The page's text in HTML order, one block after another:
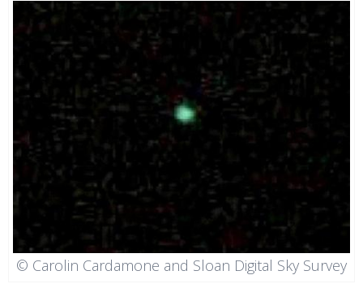
© Carolin Cardamone and Sloan Digital Sky Survey